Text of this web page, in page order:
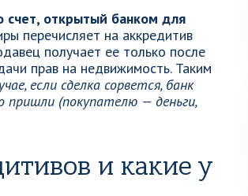
счет, открытый банком для
перечисляет на аккредитив
получает ее только после
прав на недвижимость. Таким
если сделка сорвется, банк
пришли (покупателю — деньги,
и какие у